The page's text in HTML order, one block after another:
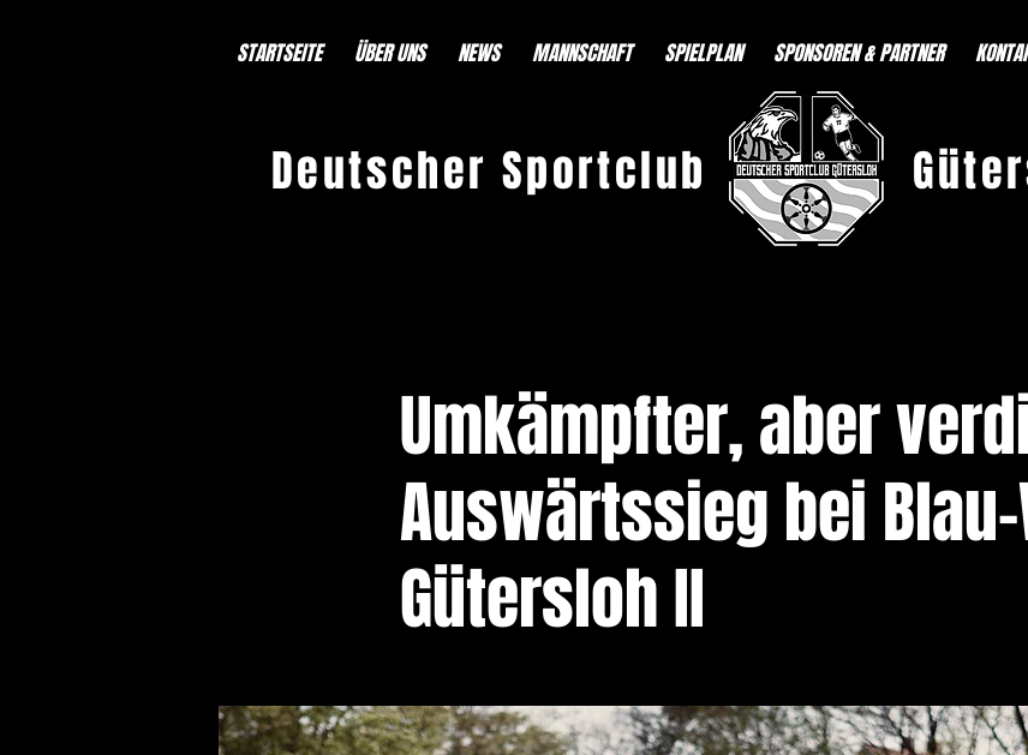
STARTSEITE ÜBER UNS NEWS MANNSCHAFT SPIELPLAN SPONSOREN & PARTNER
Deutscher Sportclub
Umkämpfter, aber
Auswärtssieg bei
Gütersloh II